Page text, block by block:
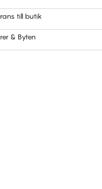
till butik
& Byten